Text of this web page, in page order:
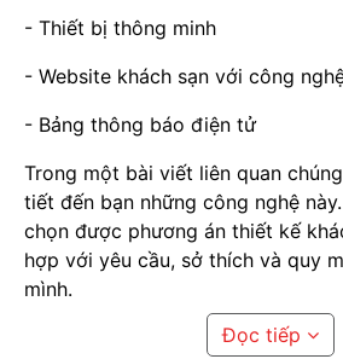
- Thiết bị thông minh
- Website khách sạn với công
- Bảng thông báo điện tử
Trong một bài viết liên quan
tiết đến bạn những công nghệ
chọn được phương án thiết kế
hợp với yêu cầu, sở thích và quy
mình.
Đọc tiếp